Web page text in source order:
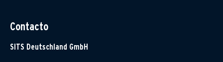
Contacto
SITS Deutschland GmbH